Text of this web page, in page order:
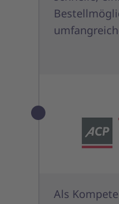
Als